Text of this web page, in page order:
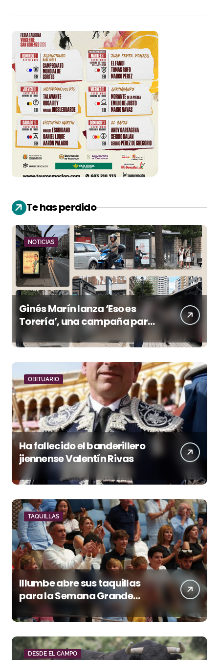
Te has perdido
NOTICIAS
Ginés Marín lanza ‘Eso es
Torería’, una campaña para
reivindicar los valores del
toreo más allá del ruedo
OBITUARIO
Ha fallecido el banderillero
jiennense Valentín Rivas
TAQUILLAS
Illumbe abre sus taquillas
para la Semana Grande
Donostiarra
DESDE EL CAMPO